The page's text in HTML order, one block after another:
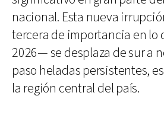
nacional. Esta nueva
tercera de importancia en lo
2026— se desplaza de sur a
paso heladas persistentes,
la región central del país.